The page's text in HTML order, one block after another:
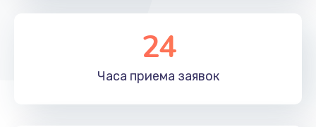
24
Часа приема заявок